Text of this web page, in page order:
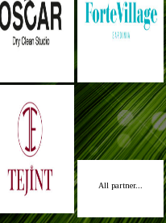
All partner...